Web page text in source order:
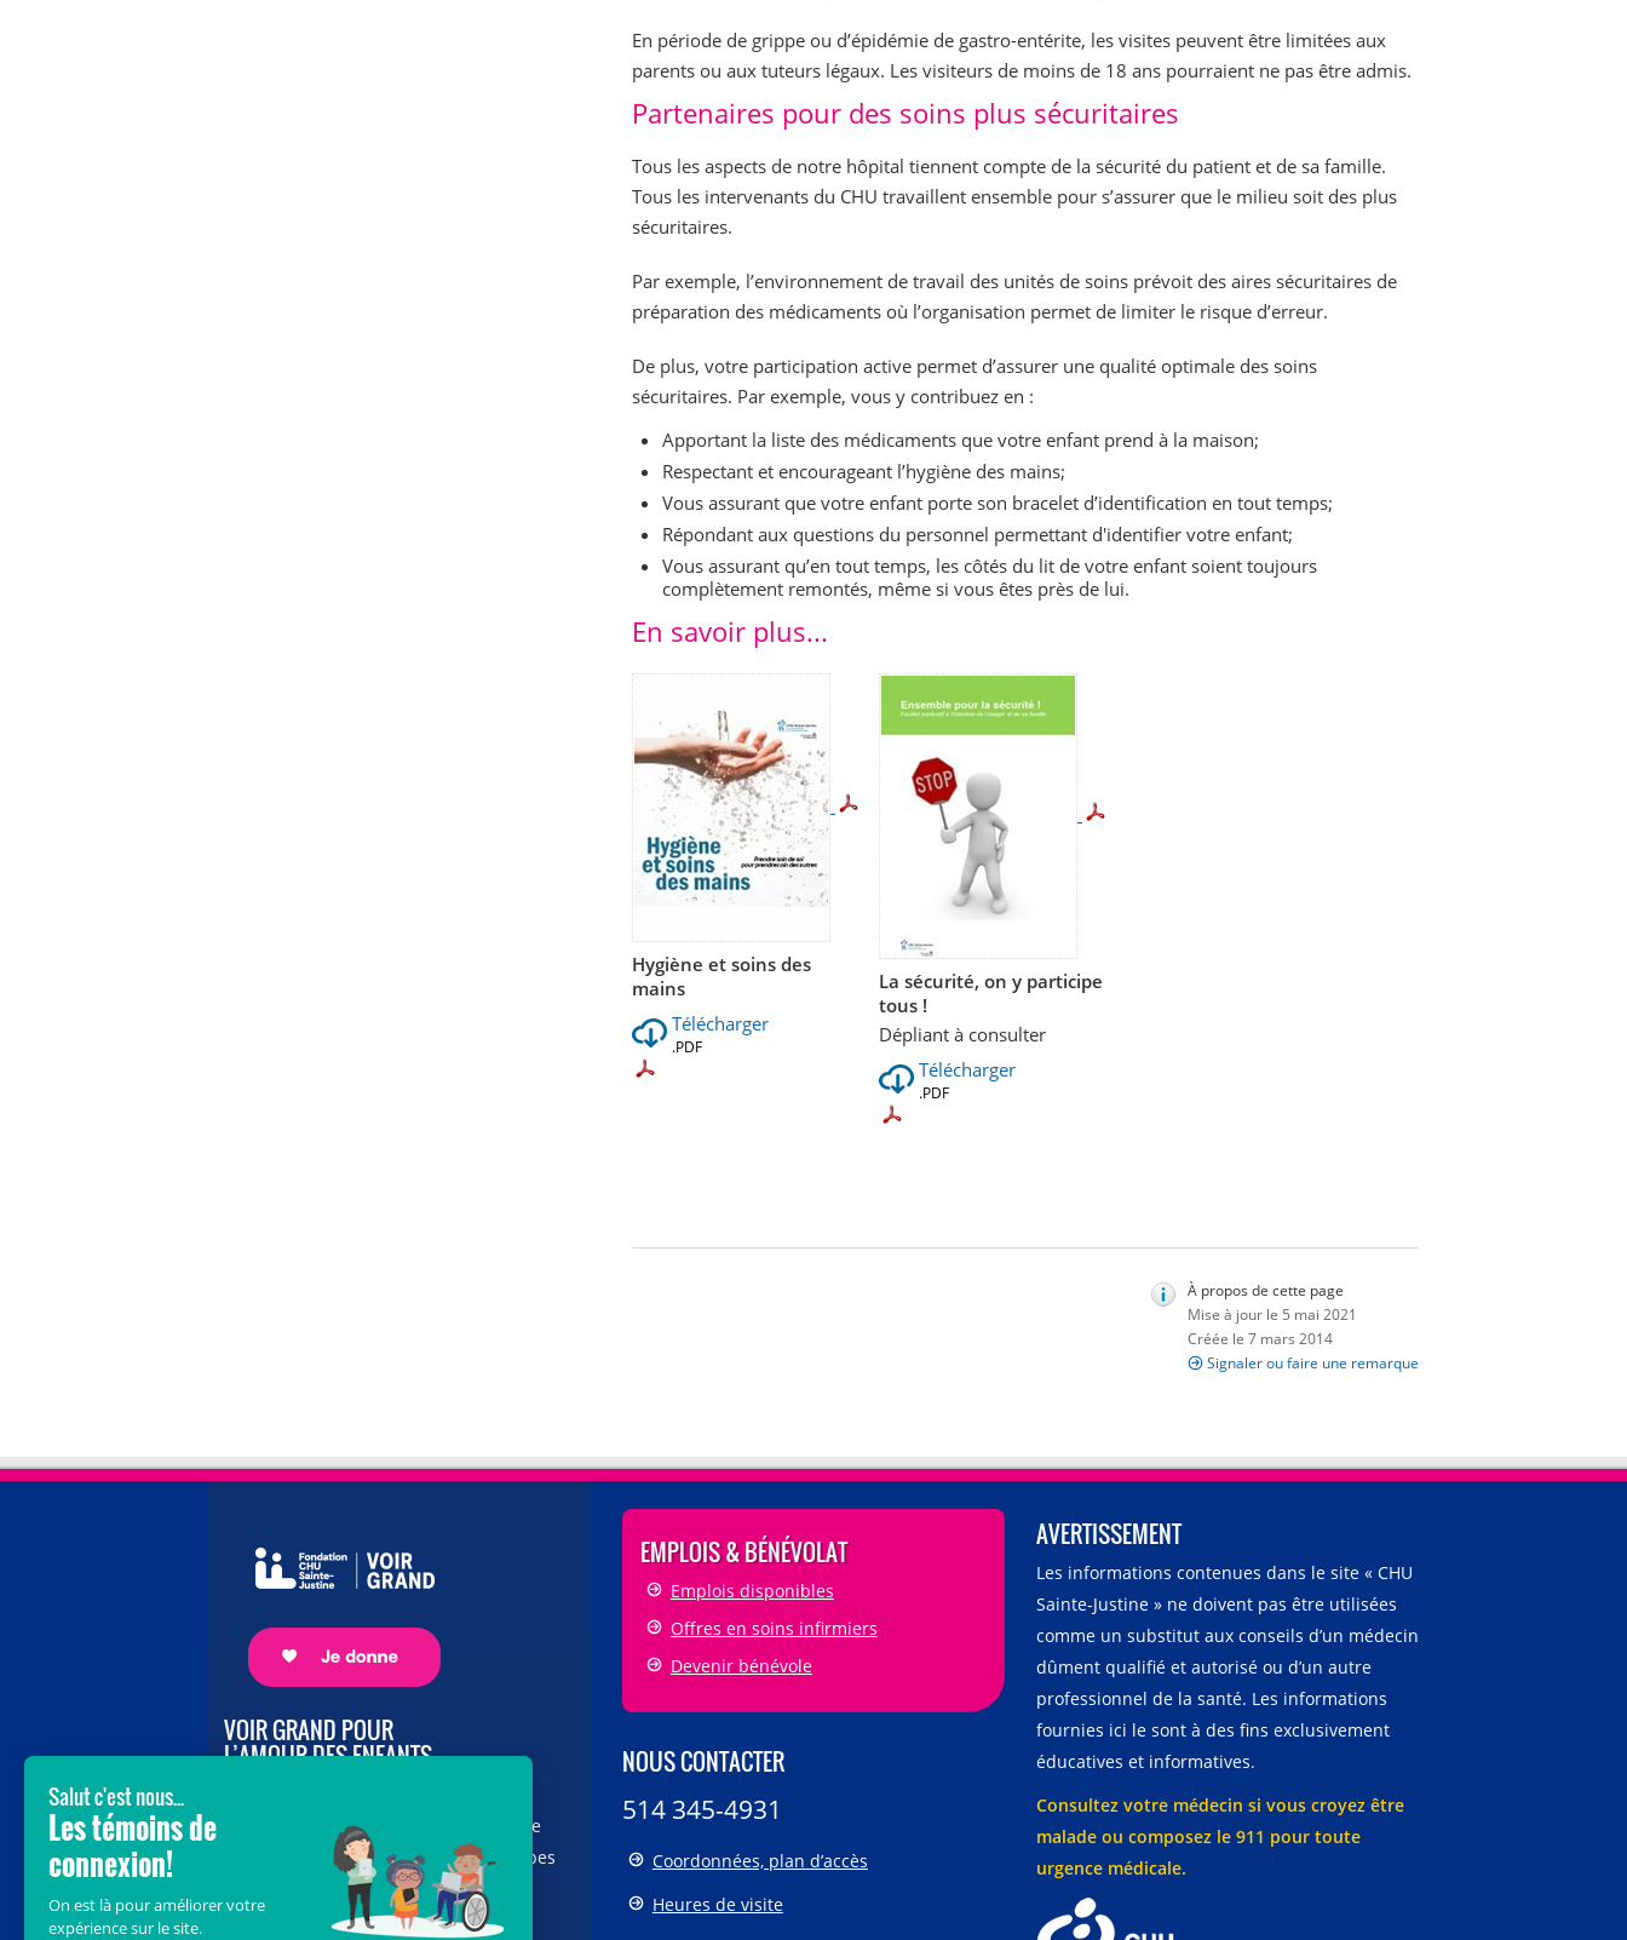
En période de grippe ou d’épidémie de gastro-entérite, les visites peuvent être limitées aux
parents ou aux tuteurs légaux. Les visiteurs de moins de 18 ans pourraient ne pas être admis.
Partenaires pour des soins plus sécuritaires
Tous les aspects de notre hôpital tiennent compte de la sécurité du patient et de sa famille.
Tous les intervenants du CHU travaillent ensemble pour s’assurer que le milieu soit des plus
sécuritaires.
Par exemple, l’environnement de travail des unités de soins prévoit des aires sécuritaires de
préparation des médicaments où l’organisation permet de limiter le risque d’erreur.
De plus, votre participation active permet d’assurer une qualité optimale des soins
sécuritaires. Par exemple, vous y contribuez en :
Apportant la liste des médicaments que votre enfant prend à la maison;
Respectant et encourageant l’hygiène des mains;
Vous assurant que votre enfant porte son bracelet d’identification en tout temps;
Répondant aux questions du personnel permettant d'identifier votre enfant;
Vous assurant qu’en tout temps, les côtés du lit de votre enfant soient toujours
complètement remontés, même si vous êtes près de lui.
En savoir plus...
Hygiène et soins des
mains
Télécharger
.PDF
La sécurité, on y participe
tous !
Dépliant à consulter
Télécharger
.PDF
À propos de cette page
Mise à jour le 5 mai 2021
Créée le 7 mars 2014
Signaler ou faire une remarque
VOIR GRAND POUR
L’AMOUR DES ENFANTS
vous au cœur de la campagne majeure
Voir Grand, nous conduisons les équipes
soignantes vers les opportunités de la
science et des nouvelles technologies
EMPLOIS & BÉNÉVOLAT
Emplois disponibles
Offres en soins infirmiers
Devenir bénévole
NOUS CONTACTER
514 345-4931
Coordonnées, plan d’accès
Heures de visite
AVERTISSEMENT
Les informations contenues dans le site « CHU
Sainte-Justine » ne doivent pas être utilisées
comme un substitut aux conseils d’un médecin
dûment qualifié et autorisé ou d’un autre
professionnel de la santé. Les informations
fournies ici le sont à des fins exclusivement
éducatives et informatives.
Consultez votre médecin si vous croyez être
malade ou composez le 911 pour toute
urgence médicale.